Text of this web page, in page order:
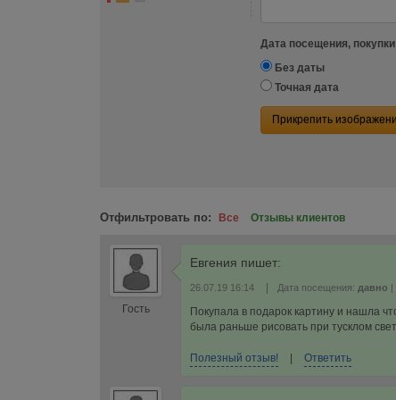
Дата посещения,
Без даты
Точная дата
Прикрепить
Отфильтровать по: Все Отзывы клиентов
Гость
Евгения пишет:
26.07.19 16:14 Дата посещения: давно |
Покупала в подарок картину и нашла
была раньше рисовать при тусклом
Полезный отзыв! Ответить